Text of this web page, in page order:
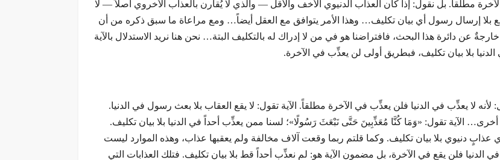
مطلقاً. بل نقول: إذا كان العذاب الدنيوي الأخف والأقل — والذي لا يُقارن بالعذاب الأخروي أصلاً — لا
بلا إرسال رسول أي بيان تكليف… وهذا الأمر يتوافق مع العقل أيضاً… ومع مراعاة ما سبق ذكره من أن
عن دائرة هذا البحث، فافتراضنا هو في من لا إدراك له بالتكليف البتة… نحن هنا نريد الاستدلال بالآية
بلا بيان تكليف، فبطريق أولى لن يعذِّب في الآخرة.
لا يعذِّب في الدنيا فلن يعذِّب في الآخرة مطلقاً. الآية تقول: لا يقع العقاب بلا بعث رسول في الدنيا.
الآية تقول: «وَمَا كُنَّا مُعَذِّبِينَ حَتَّى نَبْعَثَ رَسُولًا»؛ لسنا ممن يعذِّب أحداً في الدنيا بلا بيان تكليف.
دنيوي بلا بيان تكليف. وكما قلتم ربما وقعت آلاف مخالفة ولم يعقبها عذاب، وهذه الموارد ليست
فلن يقع في الآخرة، بل مضمون الآية هو: لم نعذِّب أحداً قط بلا بيان تكليف. فتلك العذابات التي